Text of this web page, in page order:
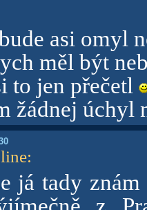
asi omyl
měl být
to jen přečetl
žádnej úchyl
:
já tady